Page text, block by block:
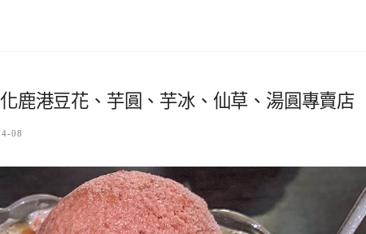
鹿港豆花、芋圓、芋冰、仙草、湯圓專賣店
08